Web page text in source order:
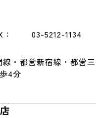
03-5212-1134
・都営新宿線・都営三
4分